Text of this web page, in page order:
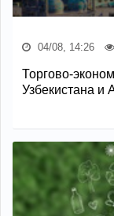
04/08, 14:26
Торгово-
Узбекистана и